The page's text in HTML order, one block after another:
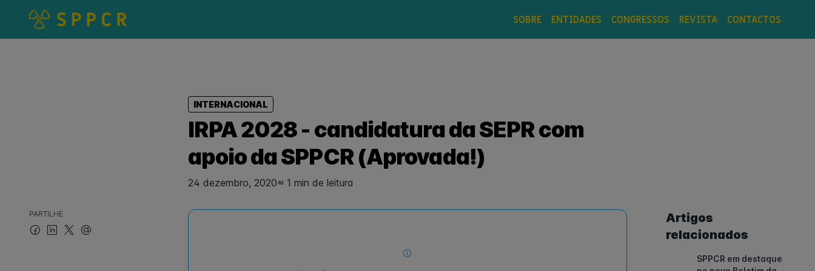
SOBRE ENTIDADES CONGRESSOS REVISTA CONTACTOS
INTERNACIONAL
IRPA 2028 - candidatura da SEPR com
apoio da SPPCR (Aprovada!)
24 dezembro, 2020≈ 1 min de leitura
PARTILHE
Artigos
relacionados
SPPCR em destaque